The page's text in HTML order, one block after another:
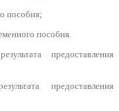
пособия;
пособия.
предоставления
предоставления